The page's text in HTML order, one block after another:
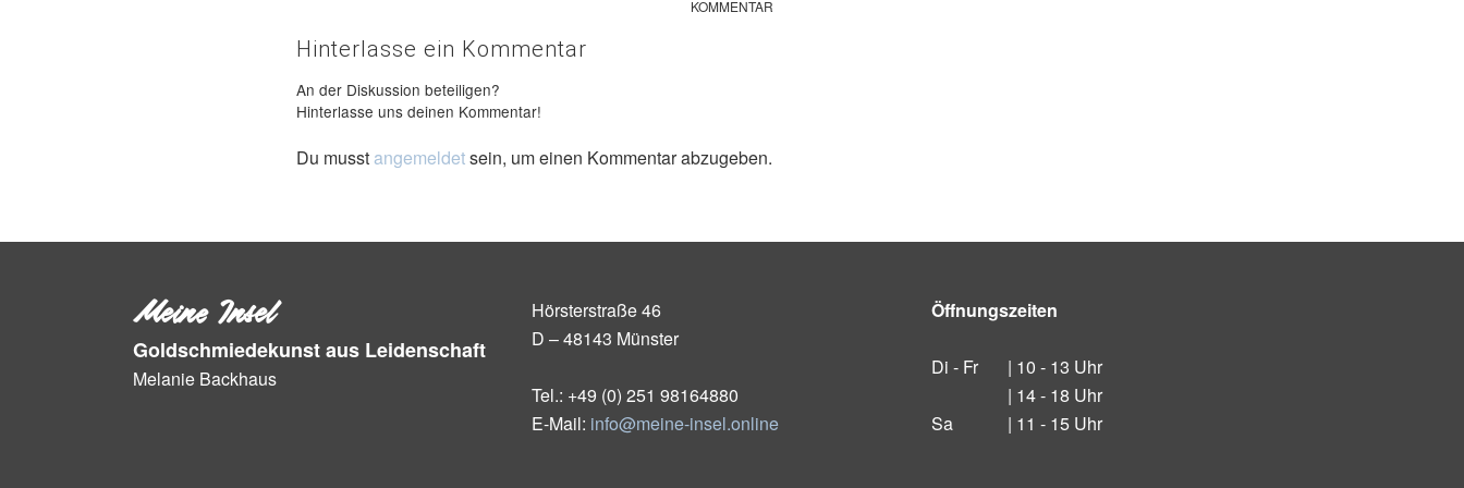
KOMMENTAR
Hinterlasse ein Kommentar
An der Diskussion beteiligen?
Hinterlasse uns deinen Kommentar!
Du musst angemeldetsein, um einen Kommentar abzugeben.
Meine Insel
Goldschmiedekunst aus Leidenschaft
Melanie Backhaus
Hörsterstraße 46
D – 48143 Münster
Tel.: +49 (0) 251 98164880
E-Mail: info@meine-insel.online
Öffnungszeiten
Di - Fr
| 10 - 13 Uhr
| 14 - 18 Uhr
Sa
| 11 - 15 Uhr